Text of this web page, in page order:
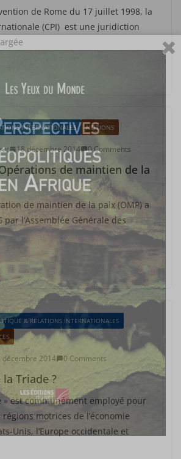
de Rome du 17 juillet 1998, la
(CPI) est une juridiction
INTERNATIONALES NOTIONS
18 décembre 2014 0 Comments
de maintien de la
de maintien de la paix (OMP) a
par l’Assemblée Générale des
& RELATIONS INTERNATIONALES
décembre 2014 0 Comments
la Triade ?
» est communément employé pour
motrices de l’économie
Unis, l’Europe occidentale et